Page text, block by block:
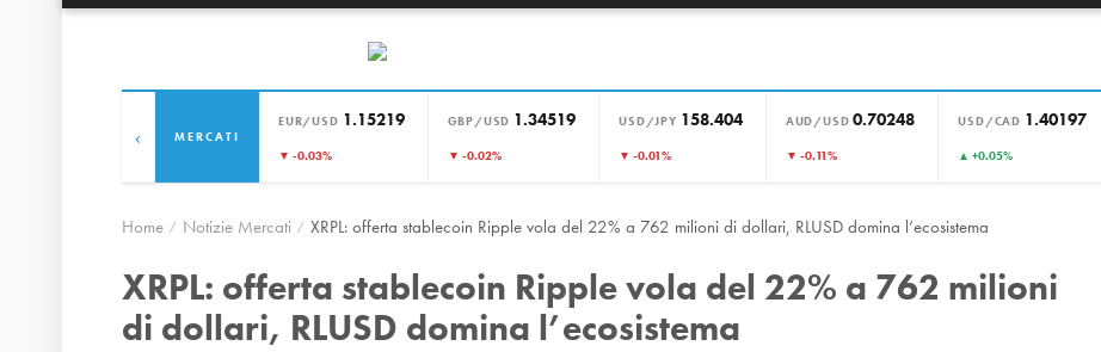
MERCATI
EUR/USD 1.15219
▼ -0.03%
GBP/USD 1.34519
▼ -0.02%
USD/JPY 158.404
▼ -0.01%
AUD/USD 0.70248
▼ -0.11%
USD/CAD 1.40197
▲ +0.05%
‹
Home Notizie Mercati XRPL: offerta stablecoin Ripple vola del 22% a 762 milioni di dollari, RLUSD domina l’ecosistema
XRPL: offerta stablecoin Ripple vola del 22% a 762 milioni
di dollari, RLUSD domina l’ecosistema